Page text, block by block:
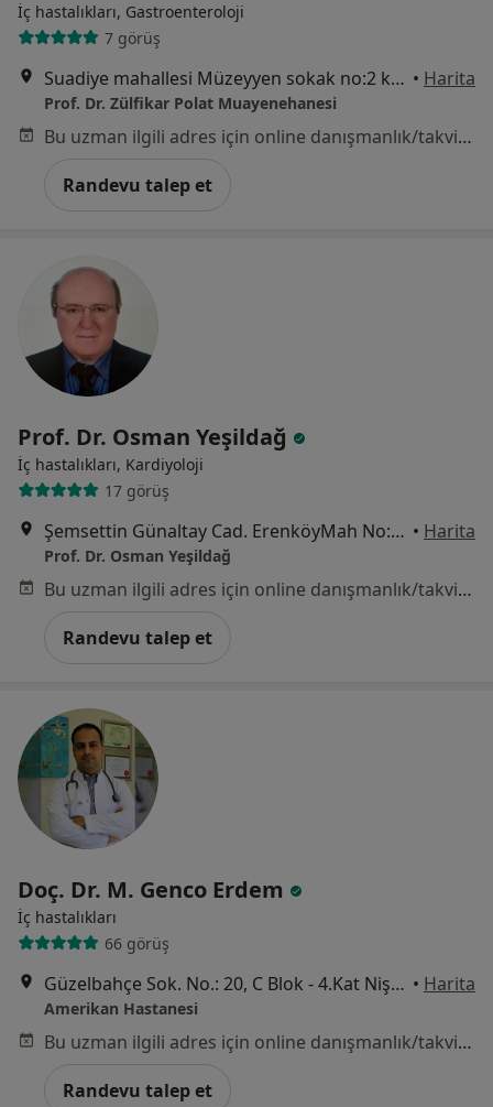
İç hastalıkları, Gastroenteroloji
7 görüş
Suadiye mahallesi Müzeyyen sokak no:2 k:1 Kaya Plaza\Longevity Clinic, Üsküdar • Harita
Prof. Dr. Zülfikar Polat Muayenehanesi
Bu uzman ilgili adres için online danışmanlık/takvim sunmuyor.
Randevu talep et
Prof. Dr. Osman Yeşildağ
İç hastalıkları, Kardiyoloji
17 görüş
Şemsettin Günaltay Cad. ErenköyMah No: 189/6 Tüccarbaşı Durağı , Güven Apt. Kat:1, İstanbul • Harita
Prof. Dr. Osman Yeşildağ
Bu uzman ilgili adres için online danışmanlık/takvim sunmuyor.
Randevu talep et
Doç. Dr. M. Genco Erdem
İç hastalıkları
66 görüş
Güzelbahçe Sok. No.: 20, C Blok - 4.Kat Nişantaşı, İstanbul • Harita
Amerikan Hastanesi
Bu uzman ilgili adres için online danışmanlık/takvim sunmuyor.
Randevu talep et